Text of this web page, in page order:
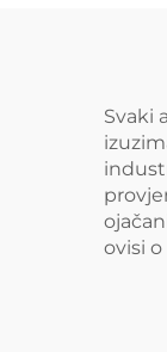
Svaki
ovisi